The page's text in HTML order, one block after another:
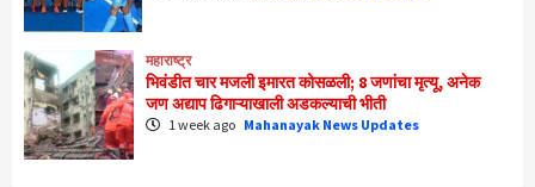
महाराष्ट्र
भिवंडीत चार मजली इमारत कोसळली; 8 जणांचा मृत्यू, अनेक
जण अद्याप ढिगाऱ्याखाली अडकल्याची भीती
1 week ago Mahanayak News Updates